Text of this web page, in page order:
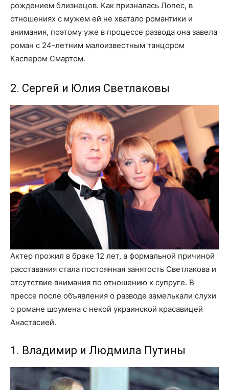
рождением близнецов. Как призналась Лопес, в
отношениях с мужем ей не хватало романтики и
внимания, поэтому уже в процессе развода она завела
роман с 24-летним малоизвестным танцором
Каспером Смартом.
2. Сергей и Юлия Светлаковы
Актер прожил в браке 12 лет, а формальной причиной
расставания стала постоянная занятость Светлакова и
отсутствие внимания по отношению к супруге. В
прессе после объявления о разводе замелькали слухи
о романе шоумена с некой украинской красавицей
Анастасией.
1. Владимир и Людмила Путины